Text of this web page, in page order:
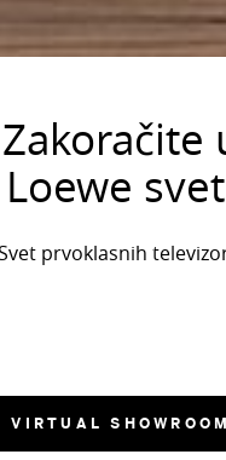
Zakoračite
Loewe
prvoklasnih
VIRTUAL SHOWROOM